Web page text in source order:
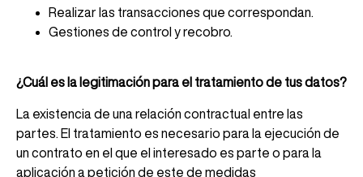
Realizar las transacciones que correspondan.
Gestiones de control y recobro.
¿Cuál es la legitimación para el tratamiento de tus datos?
La existencia de una relación contractual entre las
partes. El tratamiento es necesario para la ejecución de
un contrato en el que el interesado es parte o para la
aplicación a petición de este de medidas